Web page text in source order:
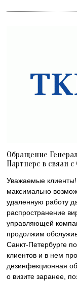
Обращение
Партнерс в связи с
Уважаемые
максимально
удаленную работу
распространение
управляющей
продолжим
Санкт-Петербурге
клиентов и в нем
дезинфекционная
о визите заранее,